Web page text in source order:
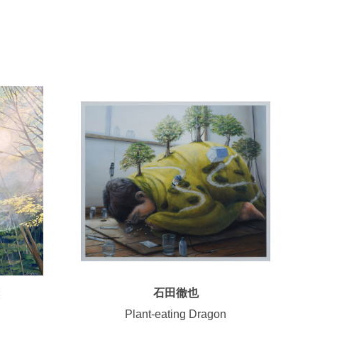
石田徹也
Plant-eating Dragon